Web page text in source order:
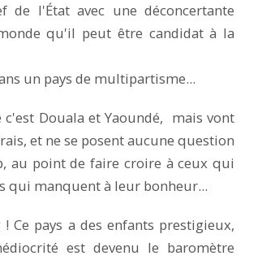
l'État avec une déconcertante
qu'il peut être candidat à la
un pays de multipartisme...
Douala et Yaoundé, mais vont
et ne se posent aucune question
au point de faire croire à ceux qui
qui manquent à leur bonheur...
Ce pays a des enfants prestigieux,
est devenu le baromètre